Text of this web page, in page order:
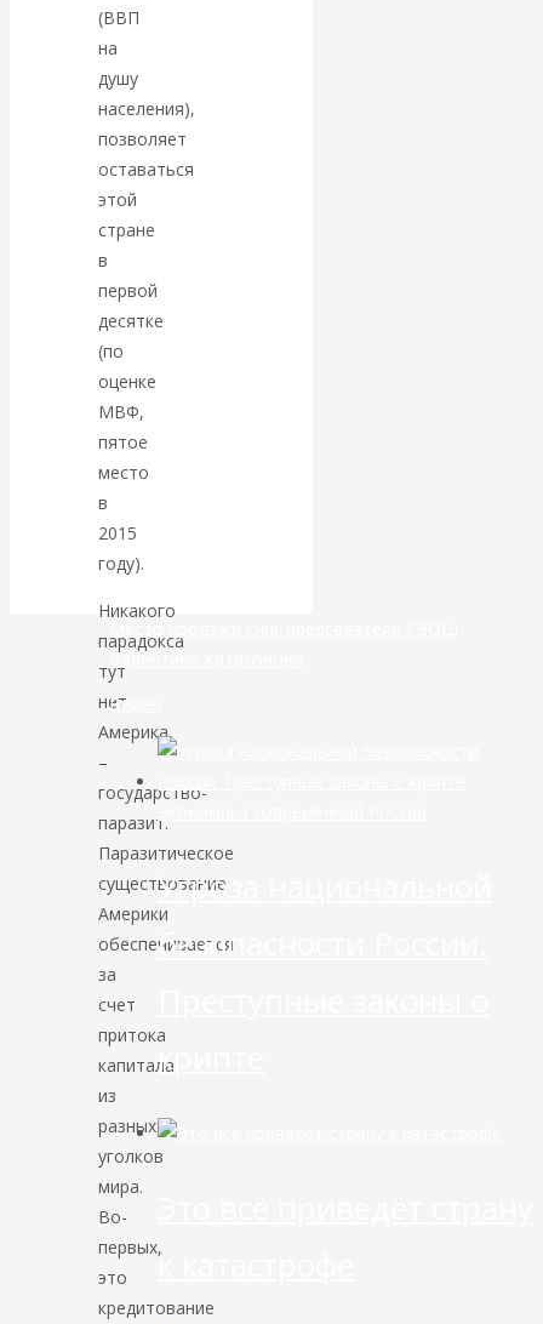
«Об этом
молчат»:
экономист
Валентин
Катасонов
считает, что
кризис в
банковской
сфере России
уже начался
(ВВП
на
душу
населения),
позволяет
оставаться
этой
стране
в
первой
десятке
(по
оценке
МВФ,
пятое
место
в
2015
году).
Никакого
парадокса
тут
нет.
Америка
–
государство-
паразит.
Паразитическое
существование
Америки
обеспечивается
за
счет
притока
капитала
из
разных
уголков
мира.
Во-
первых,
это
кредитование
Валентина Катасонова
Видео
Угроза национальной
безопасности России.
крипте
к катастрофе